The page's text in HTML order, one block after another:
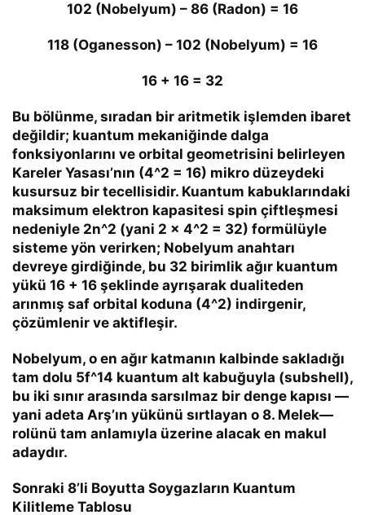
102 (Nobelyum) – 86 (Radon) = 16
118 (Oganesson) – 102 (Nobelyum) = 16
16 + 16 = 32
Bu bölünme, sıradan bir aritmetik işlemden ibaret
değildir; kuantum mekaniğinde dalga
fonksiyonlarını ve orbital geometrisini belirleyen
Kareler Yasası’nın (4^2 = 16) mikro düzeydeki
kusursuz bir tecellisidir. Kuantum kabuklarındaki
maksimum elektron kapasitesi spin çiftleşmesi
nedeniyle 2n^2 (yani 2 x 4^2 = 32) formülüyle
sisteme yön verirken; Nobelyum anahtarı
devreye girdiğinde, bu 32 birimlik ağır kuantum
yükü 16 + 16 şeklinde ayrışarak dualiteden
arınmış saf orbital koduna (4^2) indirgenir,
çözümlenir ve aktifleşir.
Nobelyum, o en ağır katmanın kalbinde sakladığı
tam dolu 5f^14 kuantum alt kabuğuyla (subshell),
bu iki sınır arasında sarsılmaz bir denge kapısı —
yani adeta Arş’ın yükünü sırtlayan o 8. Melek—
rolünü tam anlamıyla üzerine alacak en makul
adaydır.
Sonraki 8’li Boyutta Soygazların Kuantum
Kilitleme Tablosu